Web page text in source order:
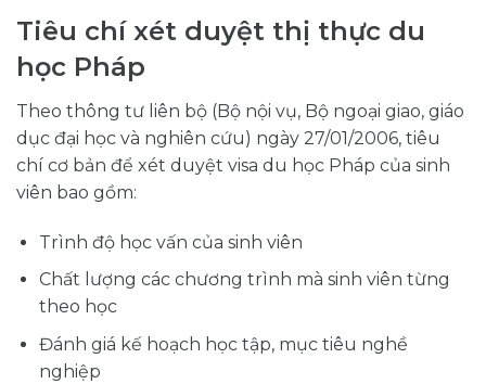
Tiêu chí xét duyệt thị thực du
học Pháp
Theo thông tư liên bộ (Bộ nội vụ, Bộ ngoại giao, giáo
dục đại học và nghiên cứu) ngày 27/01/2006, tiêu
chí cơ bản để xét duyệt visa du học Pháp của sinh
viên bao gồm:
Trình độ học vấn của sinh viên
Chất lượng các chương trình mà sinh viên từng
theo học
Đánh giá kế hoạch học tập, mục tiêu nghề
nghiệp